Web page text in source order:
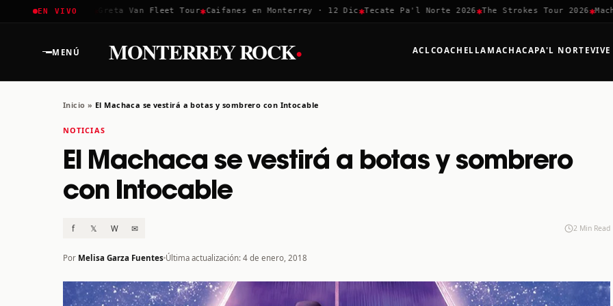
EN VIVO
Coachella 2026 Greta Van Fleet Tour✱Caifanes en Monterrey · 12 Dic ✱Tecate Pa'l Norte 2026✱The Strokes Tour 2026✱
MENÚ MONTERREY ROCK· ACLCOACHELLA MACHACAPA'L NORTE
Inicio » El Machaca se vestirá a botas y sombrero con Intocable
NOTICIAS
El Machaca se vestirá a botas y sombrero
con Intocable
f 𝕏 W ✉ 2 Min Read
Por Melisa Garza Fuentes Última actualización: 4 de enero, 2018